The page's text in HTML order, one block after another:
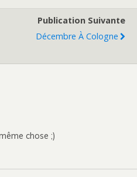
Publication Suivante
Décembre À Cologne
chose ;)